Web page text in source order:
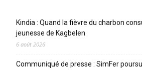
Kindia : Quand la fièvre du charbon
jeunesse de Kagbelen
6 août 2026
Communiqué de presse : SimFer